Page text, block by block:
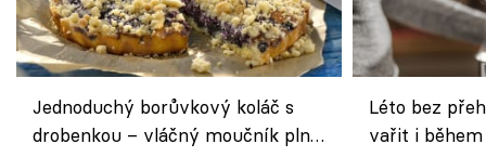
Jednoduchý borůvkový koláč s
drobenkou – vláčný moučník plný
Léto bez
vařit i